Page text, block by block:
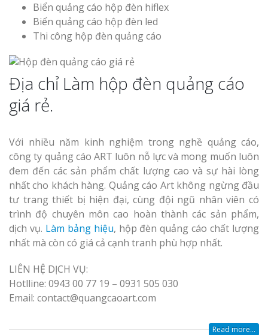
Biển quảng cáo hộp đèn hiflex
Biển quảng cáo hộp đèn led
Thi công hộp đèn quảng cáo
Địa chỉ Làm hộp đèn quảng cáo
giá rẻ.
Với nhiều năm kinh nghiệm trong nghề quảng cáo,
công ty quảng cáo ART luôn nỗ lực và mong muốn luôn
đem đến các sản phẩm chất lượng cao và sự hài lòng
nhất cho khách hàng. Quảng cáo Art không ngừng đầu
tư trang thiết bị hiện đại, cùng đội ngũ nhân viên có
trình độ chuyên môn cao hoàn thành các sản phẩm,
dịch vụ. Làm bảng hiệu, hộp đèn quảng cáo chất lượng
nhất mà còn có giá cả cạnh tranh phù hợp nhất.
LIÊN HỆ DỊCH VỤ:
Hotlline: 0943 00 77 19 – 0931 505 030
Email: contact@quangcaoart.com
Read more...